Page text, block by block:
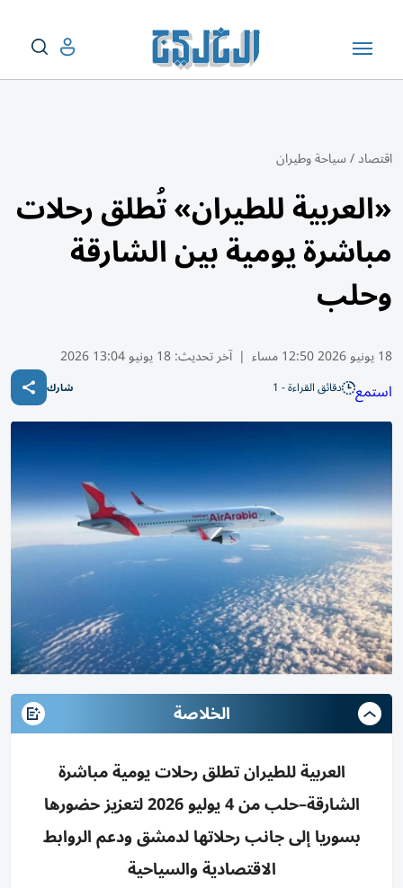
اقتصاد/سياحة وطيران
«العربية للطيران» تُطلق رحلات
مباشرة يومية بين الشارقة
وحلب
18 يونيو 2026 12:50 مساء | آخر تحديث:18 يونيو 13:04 2026
استمع دقائق القراءة - 1 شارك
الخلاصة
العربية للطيران تطلق رحلات يومية مباشرة
الشارقة–حلب من 4 يوليو 2026 لتعزيز حضورها
بسوريا إلى جانب رحلاتها لدمشق ودعم الروابط
الاقتصادية والسياحية